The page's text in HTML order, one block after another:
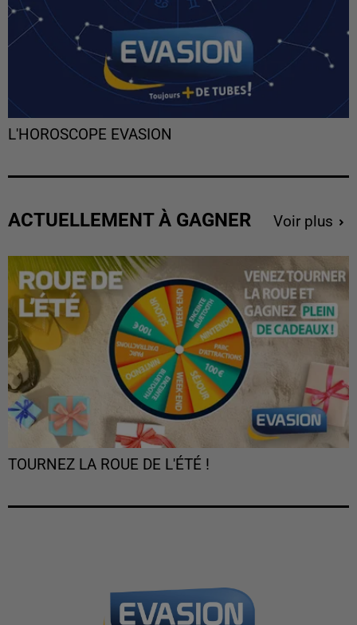
L'HOROSCOPE EVASION
ACTUELLEMENT À GAGNER Voir plus
TOURNEZ LA ROUE DE L'ÉTÉ !